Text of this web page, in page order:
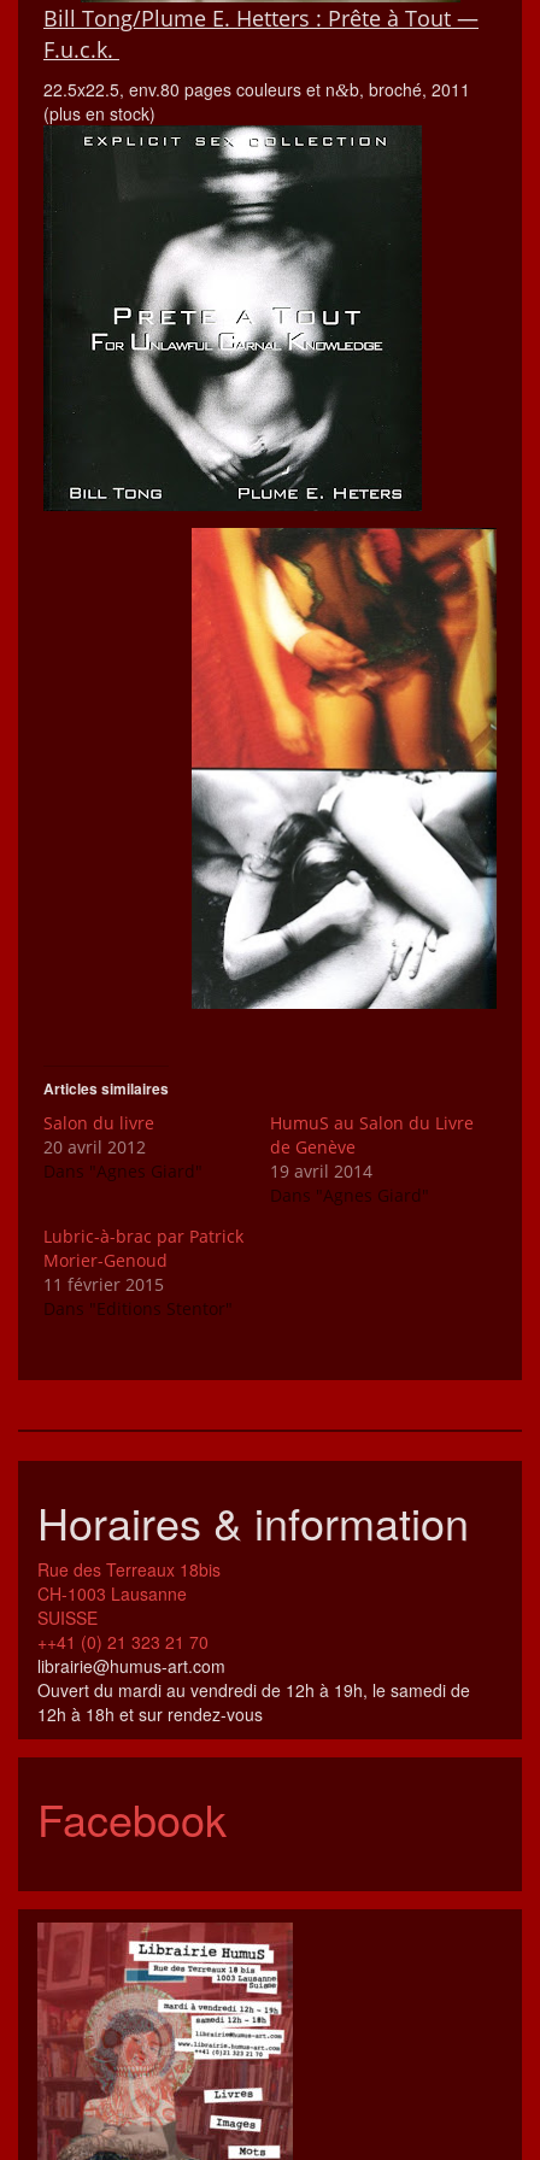
Bill Tong/Plume E. Het­ters : Prête à Tout —
F.u.c.k.
22.5x22.5, env.80 pages couleurs et n&b, broché, 2011
(plus en stock)
Articles similaires
Salon du livre
20 avril 2012
Dans "Agnes Giard"
HumuS au Salon du Livre
de Genève
19 avril 2014
Dans "Agnes Giard"
Lubric-à-brac par Patrick
Morier-Genoud
11 février 2015
Dans "Editions Stentor"
Horaires & information
Rue des Terreaux 18bis
CH-1003 Lausanne
SUISSE
++41 (0) 21 323 21 70
librairie@humus-art.com
Ouvert du mardi au vendredi de 12h à 19h, le samedi de
12h à 18h et sur rendez-vous
Facebook